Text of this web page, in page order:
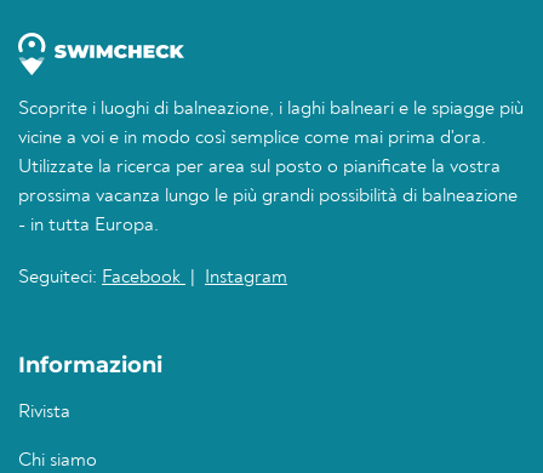
Scoprite i luoghi di balneazione, i laghi balneari e le spiagge più
vicine a voi e in modo così semplice come mai prima d'ora.
Utilizzate la ricerca per area sul posto o pianificate la vostra
prossima vacanza lungo le più grandi possibilità di balneazione
- in tutta Europa.
Seguiteci: Facebook Instagram
Informazioni
Rivista
Chi siamo